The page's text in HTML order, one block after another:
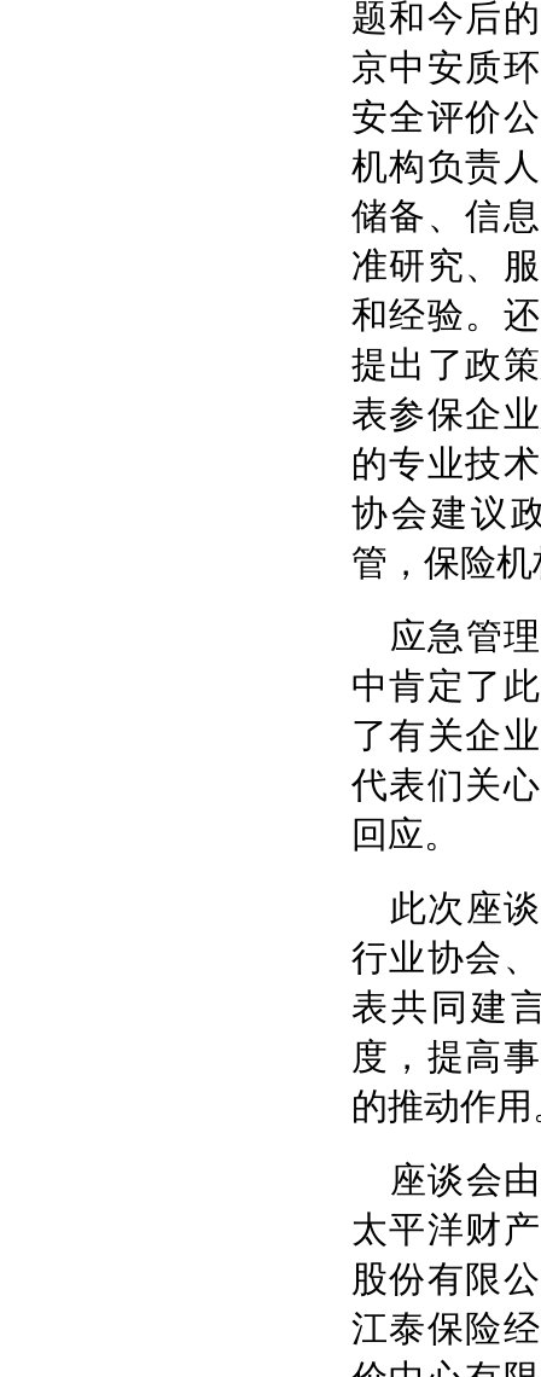
题和今后
京中安质
安全评价
机构负责
储备、信
准研究、
和经验。
提出了政
表参保企
的专业技
协会建议
管，保险
应急管
中肯定了
了有关企
代表们关
回应。
此次座
行业协会
表共同建
度，提高
的推动作用
座谈会
太平洋财
股份有限
江泰保险